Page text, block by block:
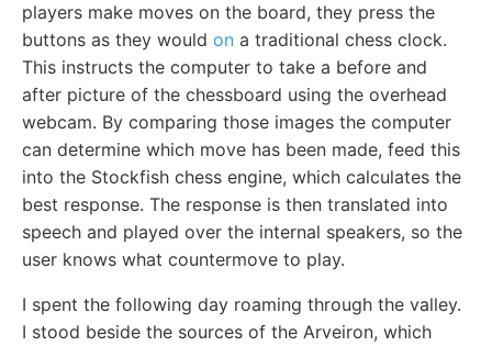
players make moves on the board, they press the
buttons as they would on a traditional chess clock.
This instructs the computer to take a before and
after picture of the chessboard using the overhead
webcam. By comparing those images the computer
can determine which move has been made, feed this
into the Stockfish chess engine, which calculates the
best response. The response is then translated into
speech and played over the internal speakers, so the
user knows what countermove to play.
I spent the following day roaming through the valley.
I stood beside the sources of the Arveiron, which